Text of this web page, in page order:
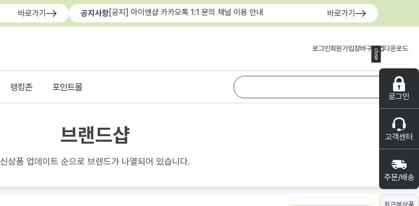
close
로그인
고객센터
주문/배송
바로가기 공지사항[공지] 아이엔샵 카카오톡 1:1 문의 채널 이용 안내 바로가기
로그인회원가입장바구니앱다운로드
랭킹존 포인트몰
브랜드샵
신상품 업데이트 순으로 브랜드가 나열되어 있습니다.